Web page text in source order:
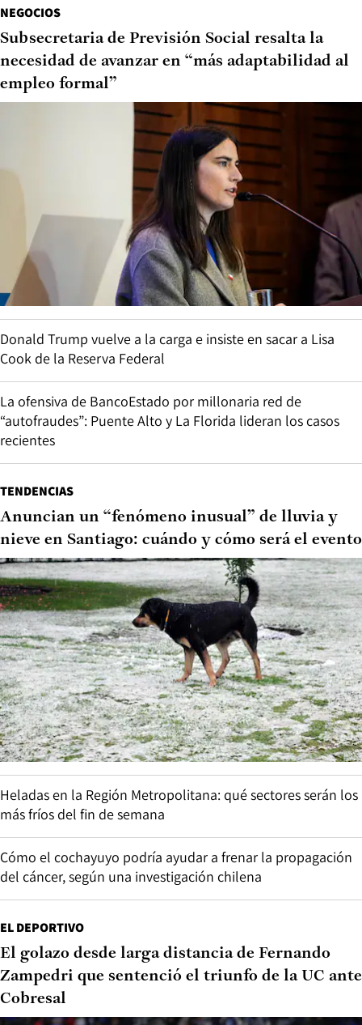
NEGOCIOS
Subsecretaria de Previsión Social resalta la
necesidad de avanzar en “más adaptabilidad al
empleo formal”
Donald Trump vuelve a la carga e insiste en sacar a Lisa
Cook de la Reserva Federal
La ofensiva de BancoEstado por millonaria red de
“autofraudes”: Puente Alto y La Florida lideran los casos
recientes
TENDENCIAS
Anuncian un “fenómeno inusual” de lluvia y
nieve en Santiago: cuándo y cómo será el evento
Heladas en la Región Metropolitana: qué sectores serán los
más fríos del fin de semana
Cómo el cochayuyo podría ayudar a frenar la propagación
del cáncer, según una investigación chilena
EL DEPORTIVO
El golazo desde larga distancia de Fernando
Zampedri que sentenció el triunfo de la UC ante
Cobresal